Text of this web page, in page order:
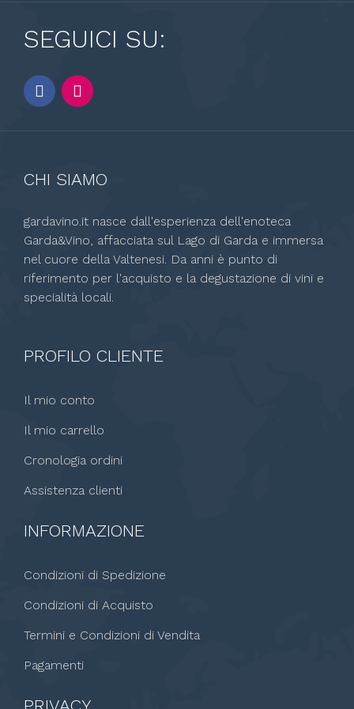
SEGUICI SU:
CHI SIAMO
gardavino.it nasce dall'esperienza dell'enoteca
Garda&Vino, affacciata sul Lago di Garda e immersa
nel cuore della Valtenesi. Da anni è punto di
riferimento per l'acquisto e la degustazione di vini e
specialità locali.
PROFILO CLIENTE
Il mio conto
Il mio carrello
Cronologia ordini
Assistenza clienti
INFORMAZIONE
Condizioni di Spedizione
Condizioni di Acquisto
Termini e Condizioni di Vendita
Pagamenti